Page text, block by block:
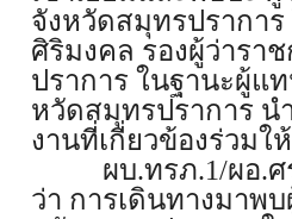
จังหวัดสมุทรปรากา
ศิริมงคล รองผู้ว่ารา
ปราการ ในฐานะผู้แ
หวัดสมุทรปราการ
งานที่เกี่ยวข้องร่วมใ
ผบ.ทรภ.1/ผอ.ศ
ว่า การเดินทางมาพ